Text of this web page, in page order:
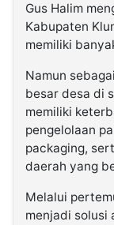
Gus Halim
Kabupaten
memiliki
Namun
besar desa di
memiliki
pengelolaan
packaging,
daerah yang
Melalui
menjadi solusi